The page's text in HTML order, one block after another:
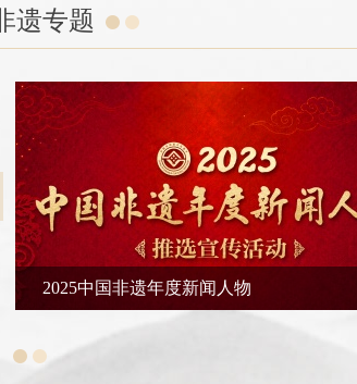
遗专题
2025中国非遗年度新闻人物